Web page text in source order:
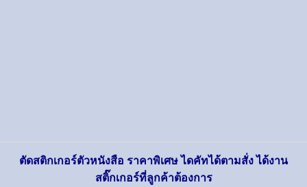
ตัดสติกเกอร์ตัวหนังสือ ราคาพิเศษ ไดคัทได้ตามสั่ง ได้งาน
สติ๊กเกอร์ที่ลูกค้าต้องการ